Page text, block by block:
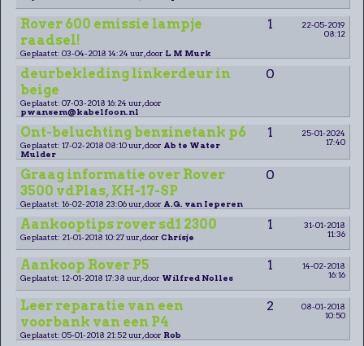
Rover 600 emissie lampje
raadsel!
1
22-05-2019
08:12
Geplaatst: 03-04-2018 14:24 uur, door L M Murk
deurbekleding linkerdeur in
beige
0
Geplaatst: 07-03-2018 16:24 uur, door
pwansem@kabelfoon.nl
Ont-beluchting benzinetank p6 1
25-01-2024
17:40
Geplaatst: 17-02-2018 08:10 uur, door Ab te Water
Mulder
Graag informatie over Rover
3500 vdPlas, KH-17-SP
0
Geplaatst: 16-02-2018 23:06 uur, door A.G. van Ieperen
Aankooptips rover sd1 2300 1
31-01-2018
11:36
Geplaatst: 21-01-2018 10:27 uur, door Chrisje
Aankoop Rover P5 1
14-02-2018
16:16
Geplaatst: 12-01-2018 17:38 uur, door Wilfred Nolles
Leer reparatie van een
voorbank van een P4
2
08-01-2018
10:50
Geplaatst: 05-01-2018 21:52 uur, door Rob